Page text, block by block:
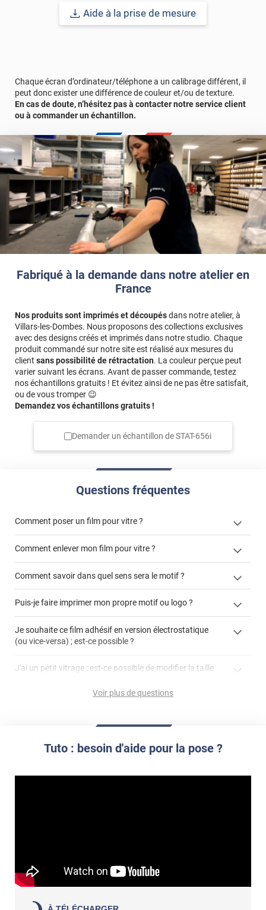
Fabriqué à la demande dans notre atelier en
France
Nos produits sont imprimés et découpésdans notre atelier, à
Villars-les-Dombes. Nous proposons des collections exclusives
avec des designs créés et imprimés dans notre studio. Chaque
produit commandé sur notre site est réalisé aux mesures du
client sans possibilité de rétractation. La couleur perçue peut
varier suivant les écrans. Avant de passer commande, testez
nos échantillons gratuits ! Et évitez ainsi de ne pas être satisfait,
ou de vous tromper 😉
Demandez vos échantillons gratuits !
Demander un échantillon deSTAT-656i
Questions fréquentes
Comment poser un film pour vitre ?
cet article
cet
article
Comment enlever mon film pour vitre ?
enlever et stocker
Comment savoir dans quel sens sera le motif ?
Puis-je faire imprimer mon propre motif ou logo ?
personnaliser
Je souhaite ce film adhésif en version électrostatique
(ou vice-versa) ; est-ce possible ?
J'ai un petit vitrage : est-ce possible de modifier la taille
impression personnalisée
Voir plus de questions
Aide à la prise de mesure
Chaque écran d’ordinateur/téléphone a un calibrage différent, il
peut donc exister une différence de couleur et/ou de texture.
En cas de doute, n’hésitez pas à contacter notre service client
ou à commander un échantillon.
Tuto : besoin d'aide pour la pose ?